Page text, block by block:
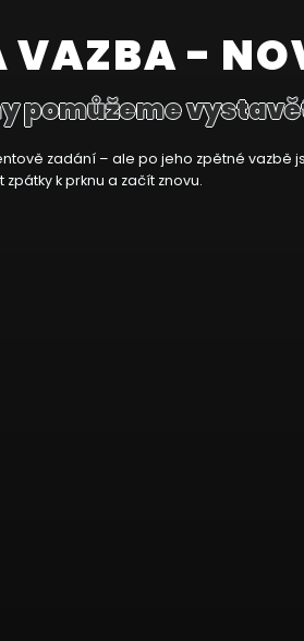
VAZBA -
pomůžeme
zadání – ale po jeho zpětné
k prknu a začít znovu.